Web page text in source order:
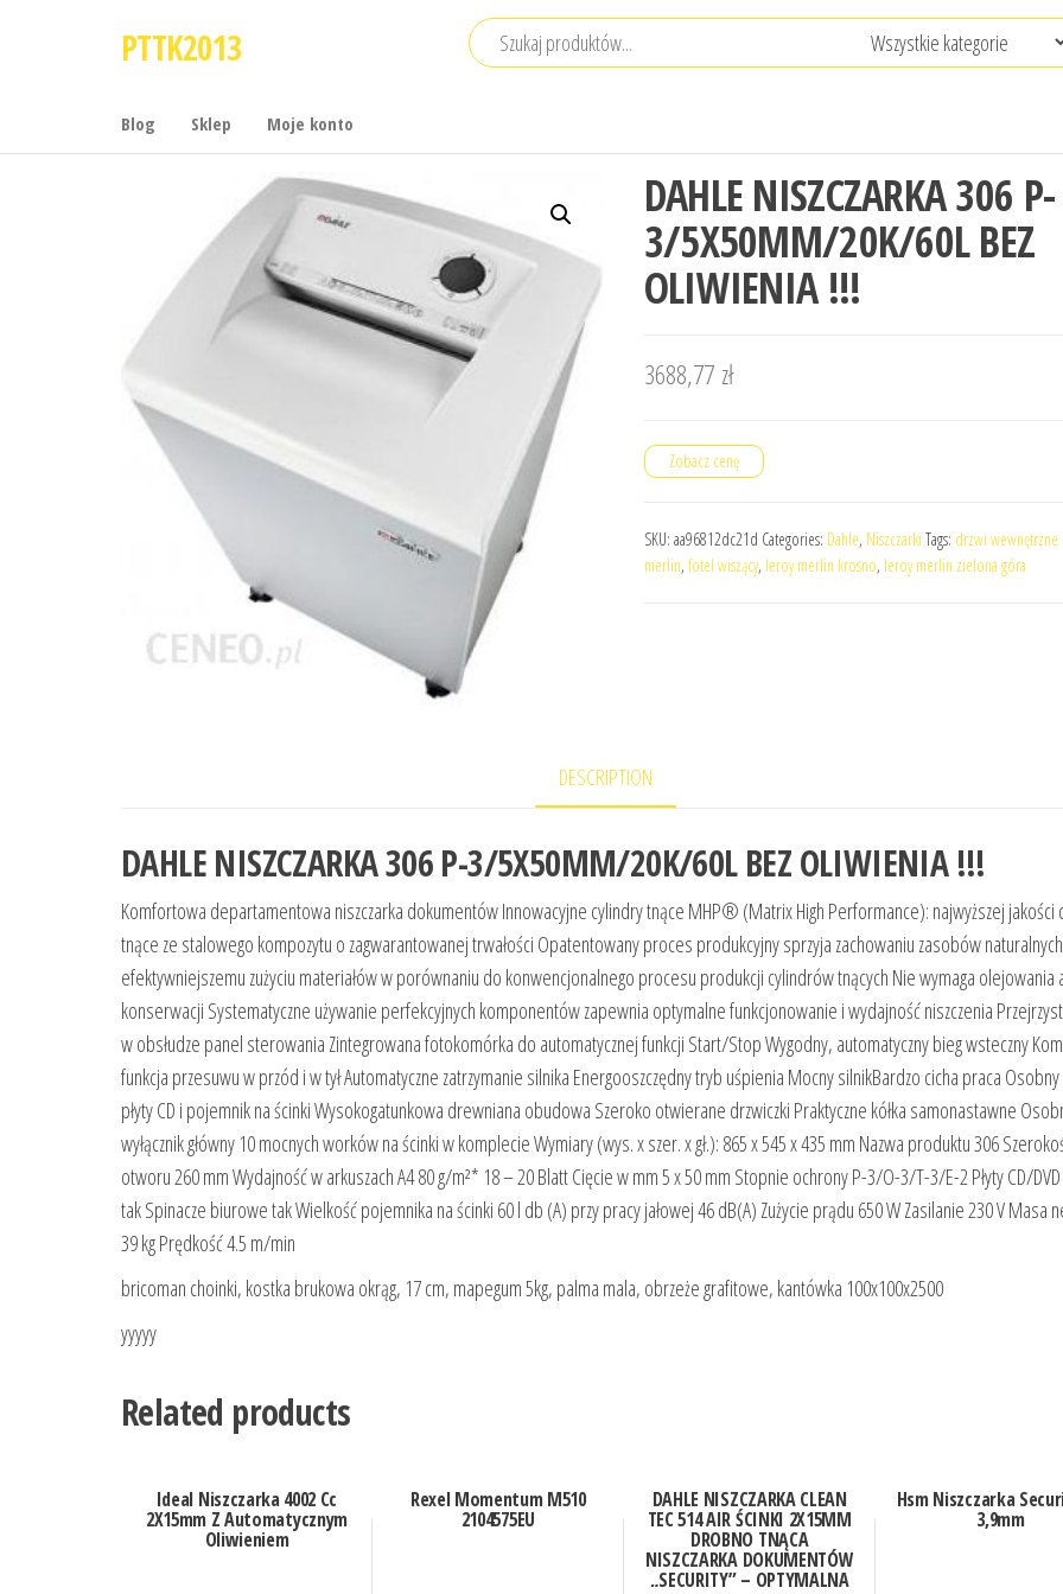
PTTK2013
Blog Sklep Moje konto
DAHLE NISZCZARKA 306 P-
3/5X50MM/20K/60L BEZ
OLIWIENIA !!!
3688,77 zł
Zobacz cenę
SKU: aa96812dc21d Categories: Dahle, Niszczarki Tags: drzwi wewnętrzne
merlin, fotel wiszący, leroy merlin krosno, leroy merlin zielona góra
DESCRIPTION
DAHLE NISZCZARKA 306 P-3/5X50MM/20K/60L BEZ OLIWIENIA !!!
Komfortowa departamentowa niszczarka dokumentów Innowacyjne cylindry tnące MHP® (Matrix High Performance): najwyższej jakości
tnące ze stalowego kompozytu o zagwarantowanej trwałości Opatentowany proces produkcyjny sprzyja zachowaniu zasobów
efektywniejszemu zużyciu materiałów w porównaniu do konwencjonalnego procesu produkcji cylindrów tnących Nie wymaga olejowania
konserwacji Systematyczne używanie perfekcyjnych komponentów zapewnia optymalne funkcjonowanie i wydajność niszczenia
w obsłudze panel sterowania Zintegrowana fotokomórka do automatycznej funkcji Start/Stop Wygodny, automatyczny bieg wsteczny
funkcja przesuwu w przód i w tył Automatyczne zatrzymanie silnika Energooszczędny tryb uśpienia Mocny silnikBardzo cicha praca
płyty CD i pojemnik na ścinki Wysokogatunkowa drewniana obudowa Szeroko otwierane drzwiczki Praktyczne kółka samonastawne
wyłącznik główny 10 mocnych worków na ścinki w komplecie Wymiary (wys. x szer. x gł.): 865 x 545 x 435 mm Nazwa produktu 306
otworu 260 mm Wydajność w arkuszach A4 80 g/m²* 18 – 20 Blatt Cięcie w mm 5 x 50 mm Stopnie ochrony P-3/O-3/T-3/E-2 Płyty CD/
tak Spinacze biurowe tak Wielkość pojemnika na ścinki 60 l db (A) przy pracy jałowej 46 dB(A) Zużycie prądu 650 W Zasilanie 230 V Masa
39 kg Prędkość 4.5 m/min
bricoman choinki, kostka brukowa okrąg, 17 cm, mapegum 5kg, palma mala, obrzeże grafitowe, kantówka 100x100x2500
yyyyy
Related products
Ideal Niszczarka 4002 Cc
2X15mm Z Automatycznym
Oliwieniem
Rexel Momentum M510
2104575EU
DAHLE NISZCZARKA CLEAN
TEC 514 AIR ŚCINKI 2X15MM
DROBNO TNĄCA
NISZCZARKA DOKUMENTÓW
„SECURITY” – OPTYMALNA
Hsm Niszczarka
3,9mm